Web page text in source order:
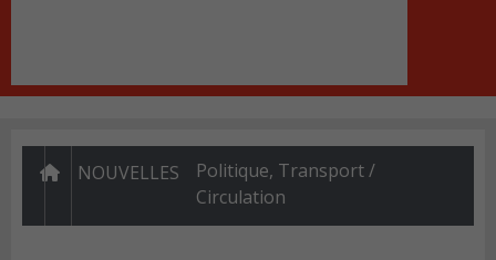
NOUVELLES Politique, Transport /
Circulation